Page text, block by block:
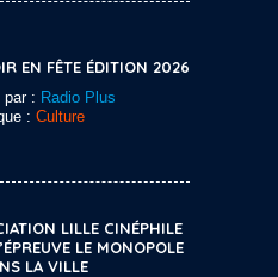
EN FÊTE ÉDITION 2026
par : Radio Plus
: Culture
LILLE CINÉPHILE
LE MONOPOLE
LA VILLE